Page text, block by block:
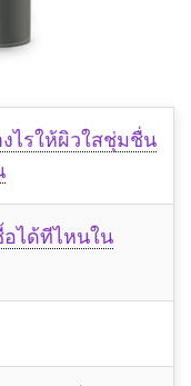
งไรให้ผิวใสชุ่มชื่น
อได้ทีไหนใน